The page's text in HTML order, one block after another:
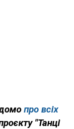
про всіх
"Танці